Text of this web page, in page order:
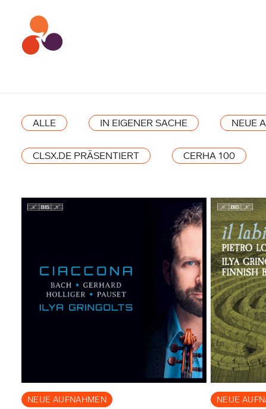
ALLE IN EIGENER SACHE NEUE
CLSX.DE PRÄSENTIERT CERHA 100
NEUE AUFNAHMEN NEUE